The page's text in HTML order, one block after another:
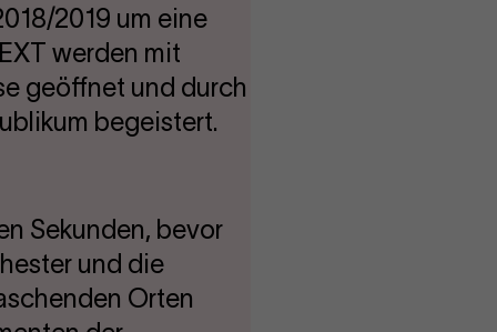
2019 um eine
werden mit
geöffnet und durch
begeistert.
Sekunden, bevor
und die
Orten